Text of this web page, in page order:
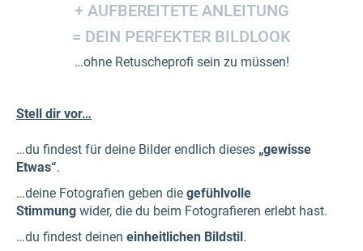
+ AUFBEREITETE ANLEITUNG
= DEIN PERFEKTER BILDLOOK
…ohne Retuscheprofi sein zu müssen!
Stell dir vor…
…du findest für deine Bilder endlich dieses „gewisse
Etwas“.
…deine Fotografien geben die gefühlvolle
Stimmung wider, die du beim Fotografieren erlebt hast.
…du findest deinen einheitlichen Bildstil.